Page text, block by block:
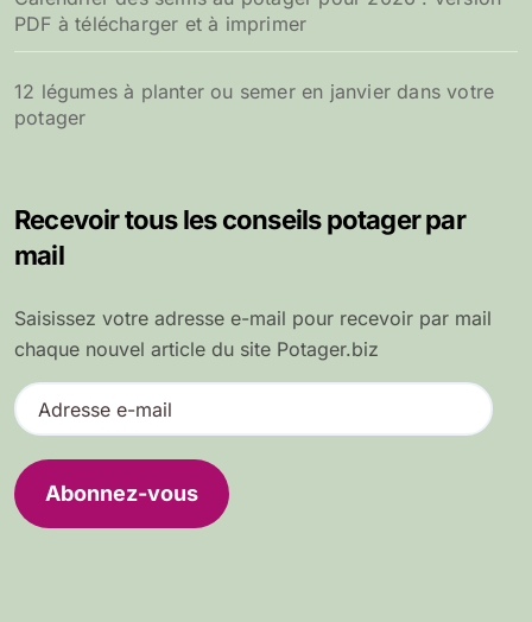
PDF à télécharger et à imprimer
12 légumes à planter ou semer en janvier dans votre
potager
Recevoir tous les conseils potager par
mail
Saisissez votre adresse e-mail pour recevoir par mail
chaque nouvel article du site Potager.biz
A
d
e
s
Abonnez-vous